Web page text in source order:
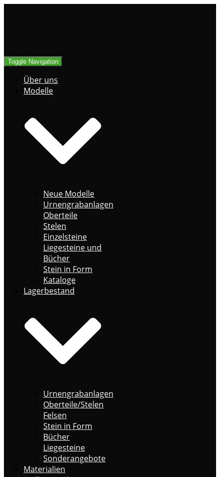
Toggle Navigation
Über uns
Modelle
Neue Modelle
Urnengrabanlagen
Oberteile
Stelen
Einzelsteine
Liegesteine und
Bücher
Stein in Form
Kataloge
Lagerbestand
Urnengrabanlagen
Oberteile/Stelen
Felsen
Stein in Form
Bücher
Liegesteine
Sonderangebote
Materialien